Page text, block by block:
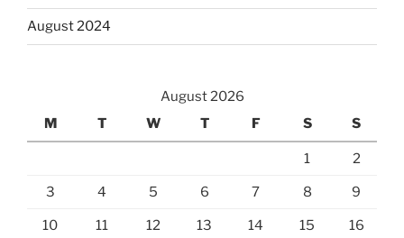
August 2024
August 2026
M
T W T F S S
1 2
3 4 5 6 7 8 9
10 11 12 13 14 15 16